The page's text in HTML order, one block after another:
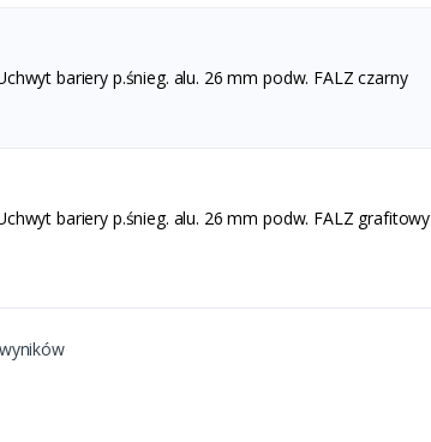
bariery p.śnieg. alu. 26 mm podw. FALZ czarny
bariery p.śnieg. alu. 26 mm podw. FALZ grafitowy